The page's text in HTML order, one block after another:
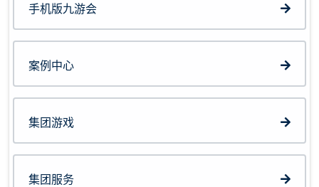
手机版九游会
案例中心
集团游戏
集团服务